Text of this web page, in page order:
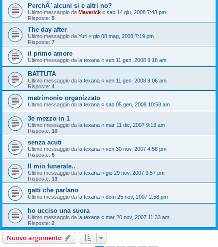
PerchÃ¨ alcuni si e altri no?
Ultimo messaggio da Maverick « sab 14 giu, 2008 7:43 pm
Risposte: 5
The day after
Ultimo messaggio da Yuri « gio 08 mag, 2008 7:19 pm
Risposte: 7
il primo amore
Ultimo messaggio da la texana « ven 11 gen, 2008 9:18 am
BATTUTA
Ultimo messaggio da la texana « ven 11 gen, 2008 9:06 am
Risposte: 4
matrimonio organizzato
Ultimo messaggio da la texana « sab 05 gen, 2008 10:58 am
3e mezzo in 1
Ultimo messaggio da la texana « mar 11 dic, 2007 9:13 am
Risposte: 10
senza acuti
Ultimo messaggio da la texana « ven 30 nov, 2007 4:58 pm
Risposte: 6
Il mio funerale..
Ultimo messaggio da la texana « gio 29 nov, 2007 9:57 pm
Risposte: 13
gatti che parlano
Ultimo messaggio da la texana « dom 25 nov, 2007 2:58 pm
ho ucciso una suora
Ultimo messaggio da la texana « mar 20 nov, 2007 11:33 am
Risposte: 2
Nuovo argomento